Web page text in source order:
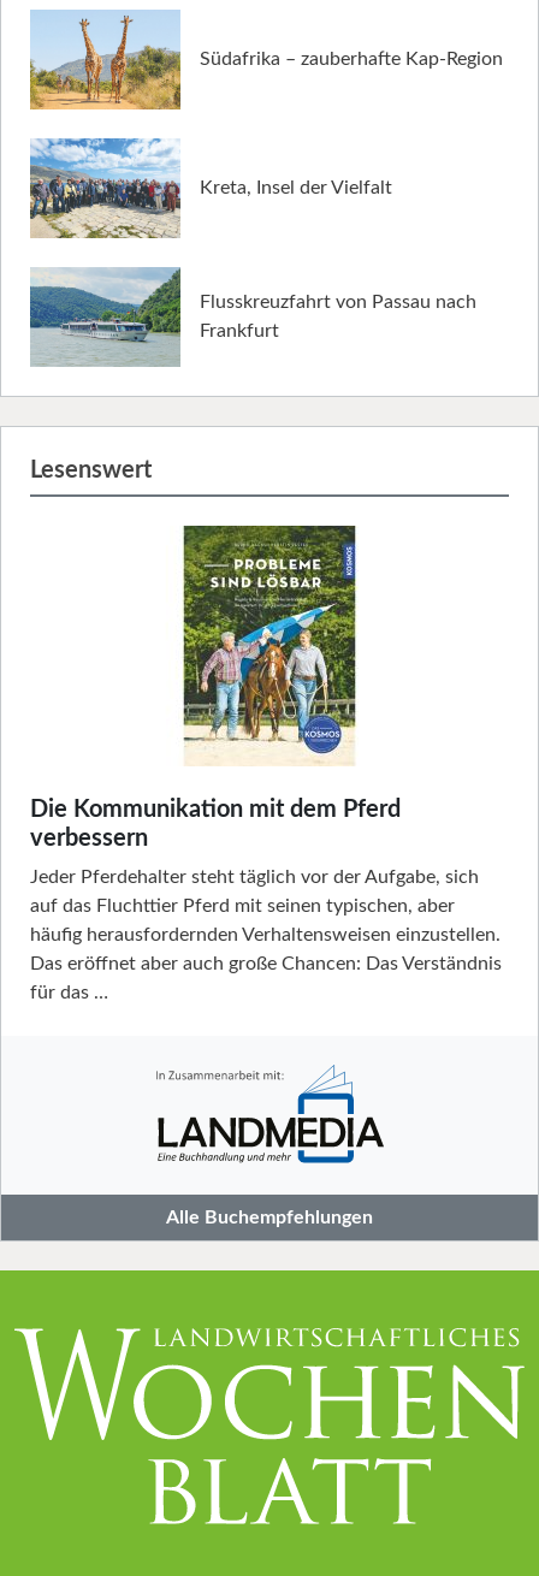
Südafrika – zauberhafte Kap-Region
Kreta, Insel der Vielfalt
Flusskreuzfahrt von Passau nach
Frankfurt
Lesenswert
Die Kommunikation mit dem Pferd
verbessern
Jeder Pferdehalter steht täglich vor der Aufgabe, sich
auf das Fluchttier Pferd mit seinen typischen, aber
häufig herausfordernden Verhaltensweisen einzustellen.
Das eröffnet aber auch große Chancen: Das Verständnis
für das …
Alle Buchempfehlungen